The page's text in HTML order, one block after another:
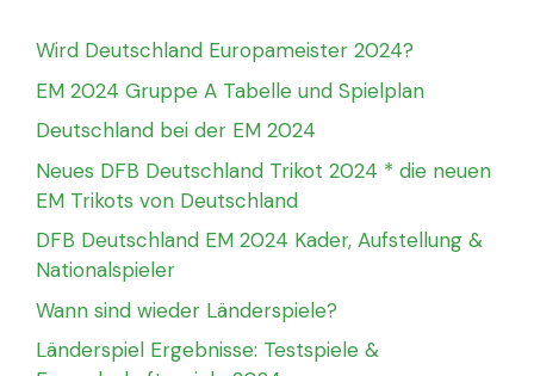
Wird Deutschland Europameister 2024?
EM 2024 Gruppe A Tabelle und Spielplan
Deutschland bei der EM 2024
Neues DFB Deutschland Trikot 2024 * die neuen
EM Trikots von Deutschland
DFB Deutschland EM 2024 Kader, Aufstellung &
Nationalspieler
Wann sind wieder Länderspiele?
Länderspiel Ergebnisse: Testspiele &